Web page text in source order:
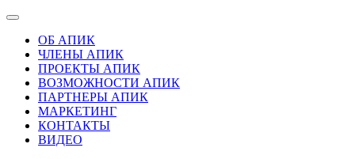
ОБ АПИК
ЧЛЕНЫ АПИК
ПРОЕКТЫ АПИК
ВОЗМОЖНОСТИ АПИК
ПАРТНЕРЫ АПИК
МАРКЕТИНГ
КОНТАКТЫ
ВИДЕО